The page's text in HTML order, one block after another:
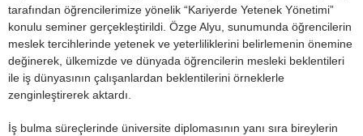
tarafından öğrencilerimize yönelik “Kariyerde Yetenek Yönetimi”
konulu seminer gerçekleştirildi. Özge Alyu, sunumunda öğrencilerin
meslek tercihlerinde yetenek ve yeterliliklerini belirlemenin önemine
değinerek, ülkemizde ve dünyada öğrencilerin mesleki beklentileri
ile iş dünyasının çalışanlardan beklentilerini örneklerle
zenginleştirerek aktardı.
İş bulma süreçlerinde üniversite diplomasının yanı sıra bireylerin